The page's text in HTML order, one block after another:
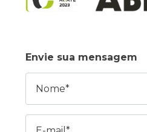
Envie sua mensagem